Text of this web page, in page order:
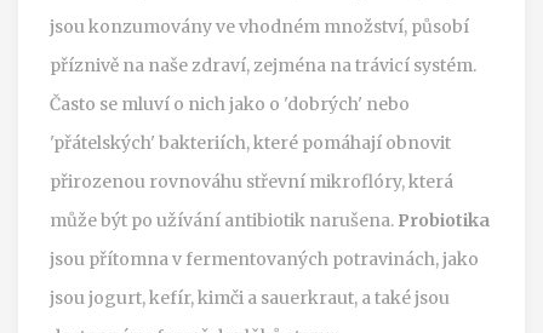
jsou konzumovány ve vhodném množství, působí
příznivě na naše zdraví, zejména na trávicí systém.
Často se mluví o nich jako o 'dobrých' nebo
'přátelských' bakteriích, které pomáhají obnovit
přirozenou rovnováhu střevní mikroflóry, která
může být po užívání antibiotik narušena. Probiotika
jsou přítomna v fermentovaných potravinách, jako
jsou jogurt, kefír, kimči a sauerkraut, a také jsou